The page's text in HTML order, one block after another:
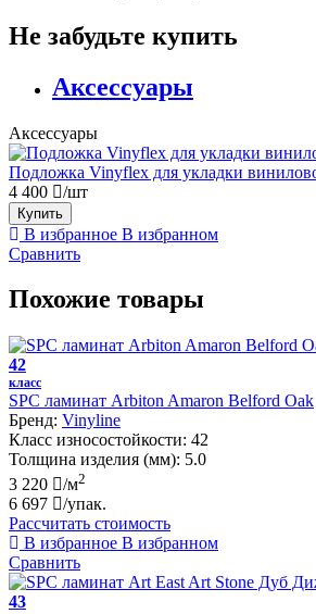
Не забудьте купить
Аксессуары
Аксессуары
Подложка Vinyflex для укладки
4 400
/шт
Купить
В избранное В избранном
Сравнить
Похожие товары
42
класс
SPC ламинат Arbiton Amaron Belford Oak
Бренд: Vinyline
Класс износостойкости: 42
Толщина изделия (мм): 5.0
3 220
/м2
6 697
/упак.
Рассчитать стоимость
В избранное В избранном
Сравнить
43